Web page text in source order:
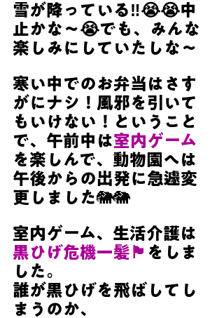
雪が降っている‼😭😭中
止かな～😭でも、みんな
楽しみにしていたしな～
寒い中でのお弁当はさす
がにナシ！風邪を引いて
もいけない！ということ
で、午前中は室内ゲーム
を楽しんで、動物園へは
午後からの出発に急遽変
更しました🐘🐘
室内ゲーム、生活介護は
黒ひげ危機一髪🏴 をしま
した。
誰が黒ひげを飛ばしてし
まうのか、